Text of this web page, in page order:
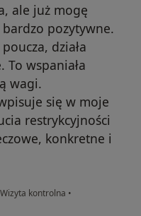
ale już mogę
pozytywne.
działa
wspaniała
wagi.
się w moje
restrykcyjności
konkretne i
Wizyta kontrolna •